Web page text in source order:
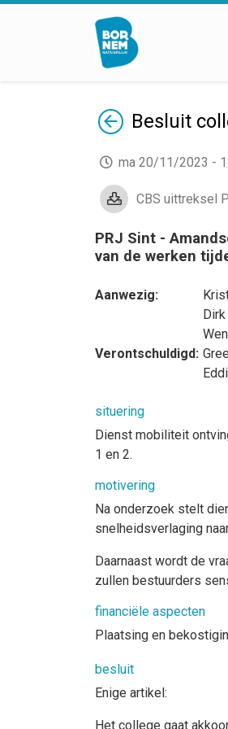
TerugBesluit
ma 20/11/2023 -
CBS uittreksel
PRJ Sint -
van de werken
Aanwezig:
Verontschuldigd:
situering
Dienst mobiliteit
1 en 2.
motivering
Na onderzoek stelt
snelheidsverlaging
Daarnaast wordt de
zullen bestuurders
financiële aspecten
Plaatsing en
besluit
Enige artikel:
Het college gaat